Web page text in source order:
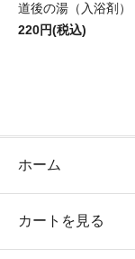
道後の湯（入浴剤）
220円(税込)
ホーム
カートを見る